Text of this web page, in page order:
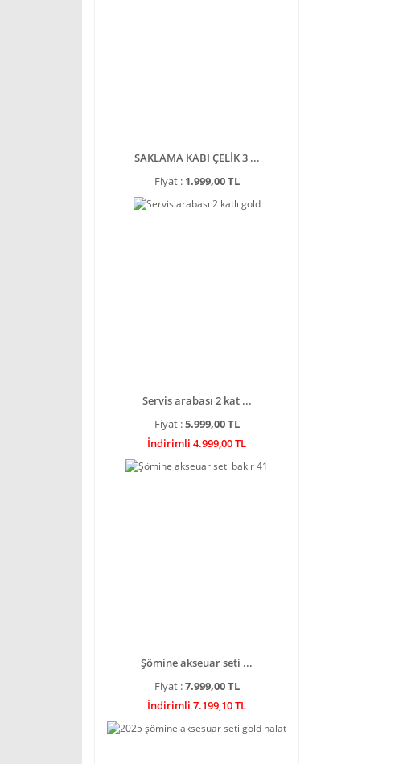
SAKLAMA KABI ÇELİK 3 ...
Fiyat : 1.999,00 TL
Servis arabası 2 kat ...
Fiyat :5.999,00 TL
İndirimli 4.999,00 TL
Şömine akseuar seti ...
Fiyat :7.999,00 TL
İndirimli 7.199,10 TL